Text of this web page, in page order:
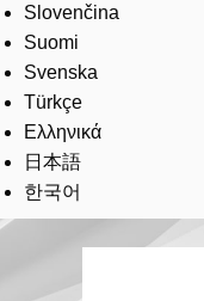
Slovenčina
Suomi
Svenska
Türkçe
Ελληνικά
日本語
한국어